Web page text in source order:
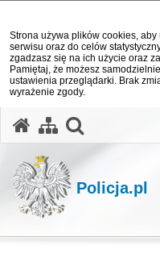
Strona używa plików cookies, aby
serwisu oraz do celów
zgadzasz się na ich użycie oraz
Pamiętaj, że możesz
ustawienia przeglądarki. Brak
wyrażenie zgody.
Policja.pl